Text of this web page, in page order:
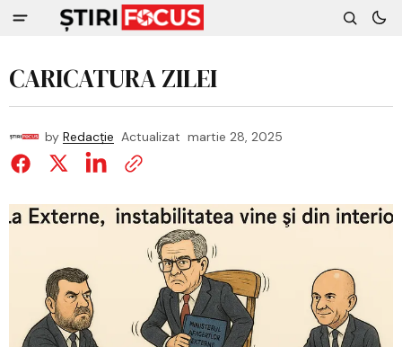
CARICATURA ZILEI
by Redacție Actualizat martie 28, 2025